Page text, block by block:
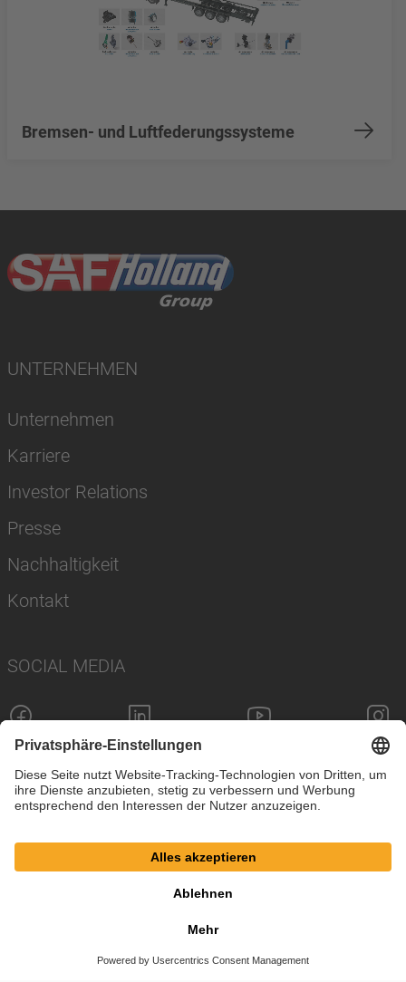
Bremsen- und Luftfederungssysteme
UNTERNEHMEN
Unternehmen
Karriere
Investor Relations
Presse
Nachhaltigkeit
Kontakt
SOCIAL MEDIA
© SAF-HOLLAND SE
Datenschutz
Cookie-Einstellungen
AGB